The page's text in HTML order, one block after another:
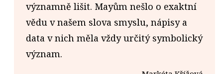
významně lišit. Mayům nešlo o exaktní
vědu v našem slova smyslu, nápisy a
data v nich měla vždy určitý symbolický
význam.